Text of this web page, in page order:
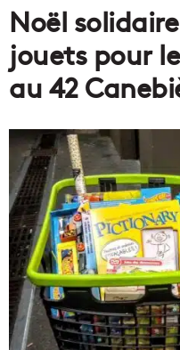
Noël
jouets pour
au 42